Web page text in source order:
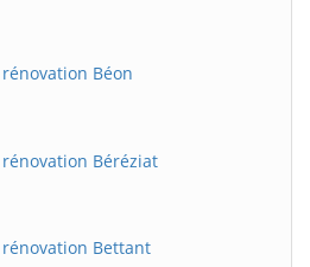
Béon
Béréziat
Bettant